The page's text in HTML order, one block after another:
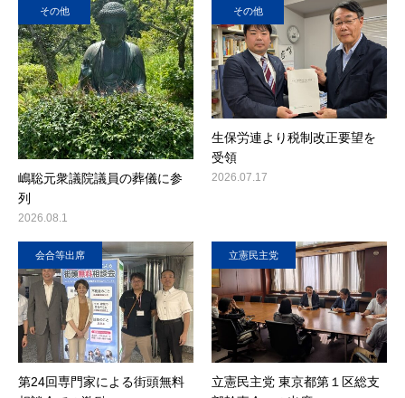
その他
嶋聡元衆議院議員の葬儀に参
列
2026.08.1
その他
生保労連より税制改正要望を
受領
2026.07.17
会合等出席
第24回専門家による街頭無料
立憲民主党
立憲民主党 東京都第１区総支